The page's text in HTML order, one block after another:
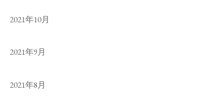
2021年10月
2021年9月
2021年8月